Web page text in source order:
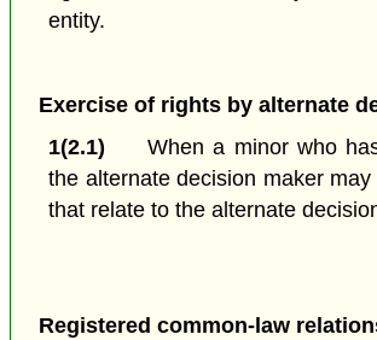
entity.
Exercise of rights by alternate
1(2.1)
When a minor who
the alternate decision maker
that relate to the alternate
Registered common-law